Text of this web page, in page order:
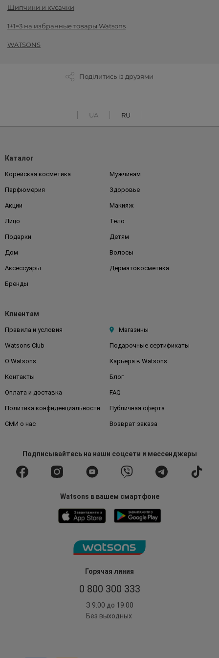
Щипчики и кусачки
1+1=3 на избранные товары Watsons
WATSONS
Поділитись із друзями
UA RU
Горячая линия
0 800 300 333
З 9:00 до 19:00
Без выходных
Каталог
Корейская косметика Мужчинам
Парфюмерия Здоровье
Акции Макияж
Лицо Тело
Подарки Детям
Дом Волосы
Аксессуары Дерматокосметика
Бренды
Клиентам
Правила и условия Магазины
Watsons Club Подарочные сертификаты
О Watsons Карьера в Watsons
Контакты Блог
Оплата и доставка FAQ
Политика конфиденциальности Публичная оферта
СМИ о нас Возврат заказа
Подписывайтесьна наши соцсети и мессенджеры
Watsons в вашем смартфоне